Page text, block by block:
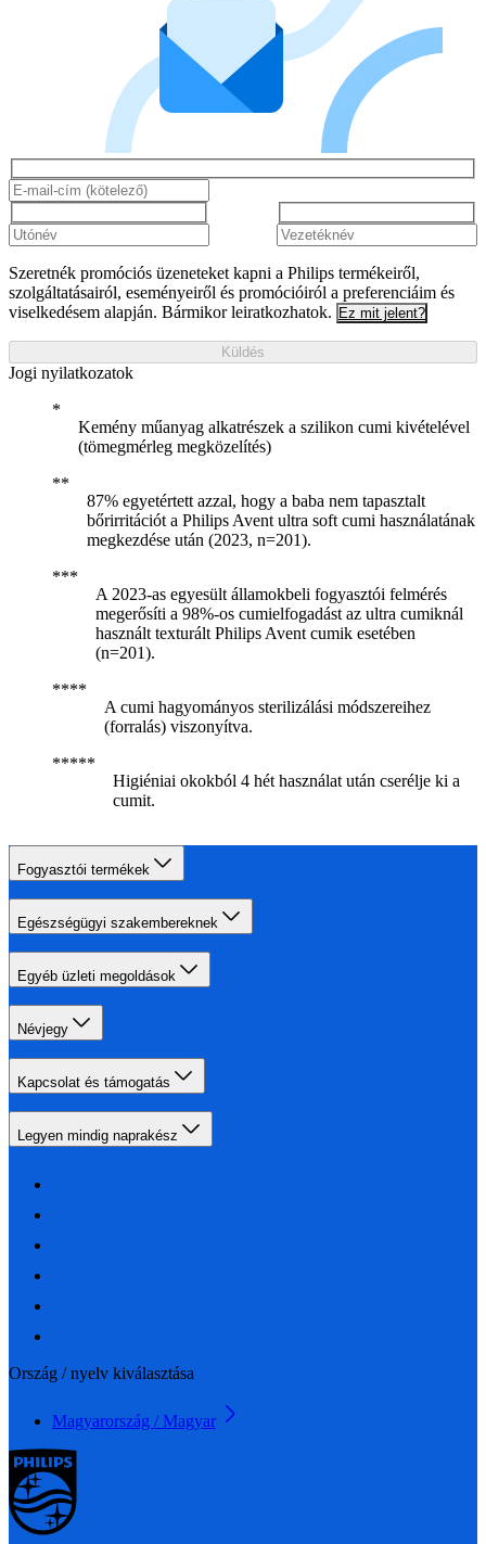
Szeretnék promóciós üzeneteket kapni a Philips termékeiről,
szolgáltatásairól, eseményeiről és promócióiról a preferenciáim és
viselkedésem alapján. Bármikor leiratkozhatok. Ez mit jelent?
Küldés
Jogi nyilatkozatok
Kemény műanyag alkatrészek a szilikon cumi kivételével
(tömegmérleg megközelítés)
87% egyetértett azzal, hogy a baba nem tapasztalt
bőrirritációt a Philips Avent ultra soft cumi használatának
megkezdése után (2023, n=201).
A 2023-as egyesült államokbeli fogyasztói felmérés
megerősíti a 98%-os cumielfogadást az ultra cumiknál
használt texturált Philips Avent cumik esetében
(n=201).
A cumi hagyományos sterilizálási módszereihez
(forralás) viszonyítva.
Higiéniai okokból 4 hét használat után cserélje ki a
cumit.
Fogyasztói termékek
Egészségügyi szakembereknek
Egyéb üzleti megoldások
Névjegy
Kapcsolat és támogatás
Legyen mindig naprakész
Ország / nyelv kiválasztása
Magyarország / Magyar